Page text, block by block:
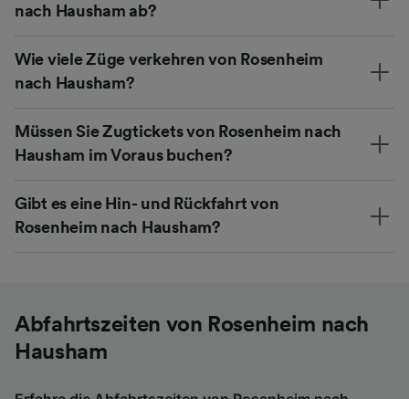
nach Hausham ab?
Wie viele Züge verkehren von Rosenheim
nach Hausham?
Müssen Sie Zugtickets von Rosenheim nach
Hausham im Voraus buchen?
Gibt es eine Hin- und Rückfahrt von
Rosenheim nach Hausham?
Abfahrtszeiten von Rosenheim nach
Hausham